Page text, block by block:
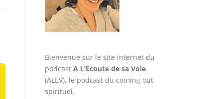
Bienvenue sur le site internet du
podcast A L’Ecoute de sa Voie
(ALEV), le podcast du coming out
spirituel.